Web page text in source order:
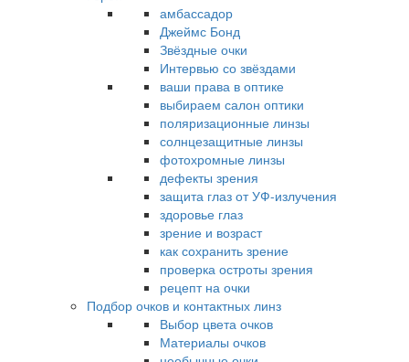
амбассадор
Джеймс Бонд
Звёздные очки
Интервью со звёздами
ваши права в оптике
выбираем салон оптики
поляризационные линзы
солнцезащитные линзы
фотохромные линзы
дефекты зрения
защита глаз от УФ-излучения
здоровье глаз
зрение и возраст
как сохранить зрение
проверка остроты зрения
рецепт на очки
Подбор очков и контактных линз
Выбор цвета очков
Материалы очков